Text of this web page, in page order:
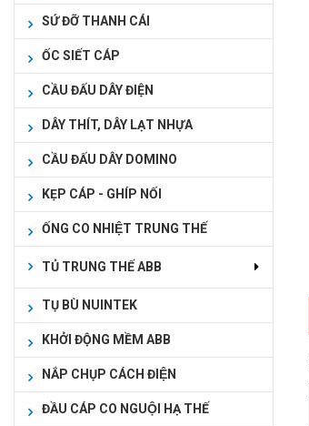
SỨ ĐỠ THANH CÁI
ỐC SIẾT CÁP
CẦU ĐẤU DÂY ĐIỆN
DÂY THÍT, DÂY LẠT NHỰA
CẦU ĐẤU DÂY DOMINO
KẸP CÁP - GHÍP NỐI
ỐNG CO NHIỆT TRUNG THẾ
TỦ TRUNG THẾ ABB
TỤ BÙ NUINTEK
KHỞI ĐỘNG MỀM ABB
NẮP CHỤP CÁCH ĐIỆN
ĐẦU CÁP CO NGUỘI HẠ THẾ